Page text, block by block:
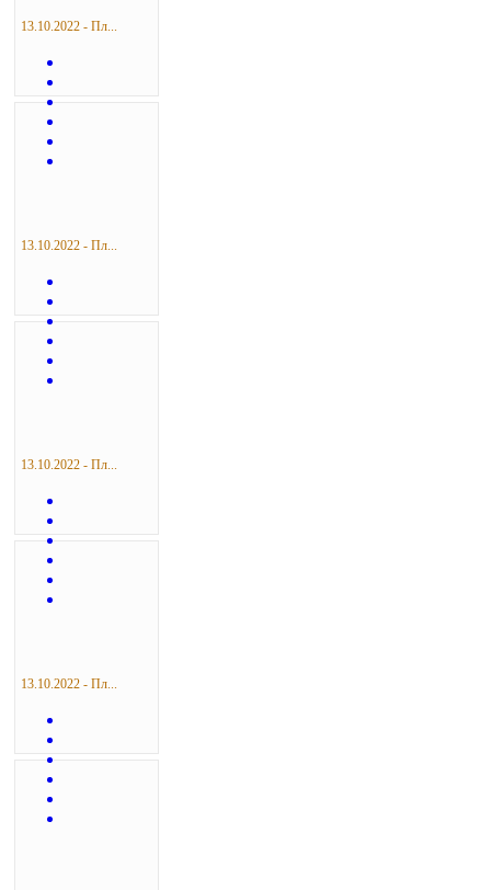
13.10.2022 - Пл...
13.10.2022 - Пл...
13.10.2022 - Пл...
13.10.2022 - Пл...